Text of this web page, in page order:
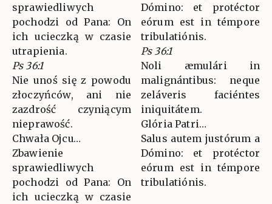
sprawiedliwych
pochodzi od Pana: On
ich ucieczką w czasie
utrapienia.
Ps 36:1
Nie unoś się z powodu
złoczyńców, ani nie
zazdrość czyniącym
nieprawość.
Chwała Ojcu…
Zbawienie
sprawiedliwych
pochodzi od Pana: On
ich ucieczką w czasie
Dómino: et protéctor
eórum est in témpore
tribulatiónis.
Ps 36:1
Noli æmulári in
malignántibus: neque
zeláveris faciéntes
iniquitátem.
Glória Patri…
Salus autem justórum a
Dómino: et protéctor
eórum est in témpore
tribulatiónis.